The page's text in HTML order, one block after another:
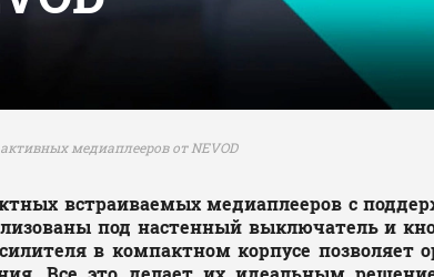
медиаплееров от NEVOD
встраиваемых медиаплееров с
под настенный выключатель и
в компактном корпусе позволяет